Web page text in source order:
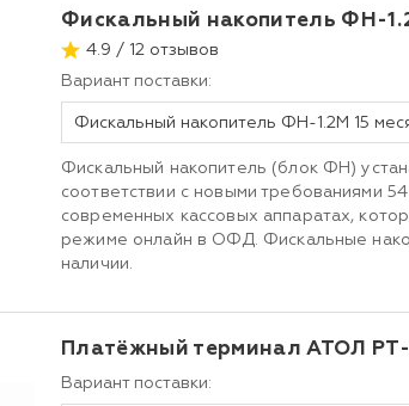
Фискальный накопитель ФН-
4.9 / 12 отзывов
Вариант поставки:
Фискальный накопитель ФН-1.2М 15
Фискальный накопитель (блок ФН)
соответствии с новыми требованиями
современных кассовых аппаратах,
режиме онлайн в ОФД. Фискальные
наличии.
Платёжный терминал АТОЛ
Вариант поставки: